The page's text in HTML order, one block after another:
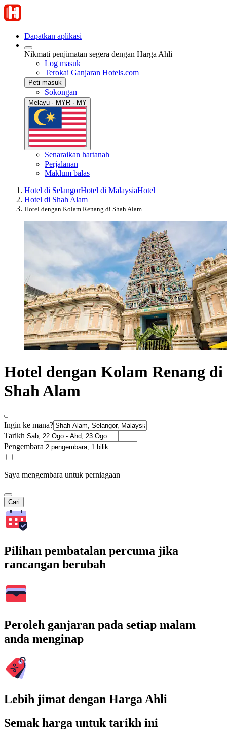
Dapatkan aplikasi
Nikmati penjimatan segera dengan Harga Ahli
Log masuk
Terokai Ganjaran Hotels.com
Peti masuk
Sokongan
Melayu · MYR · MY
Senaraikan hartanah
Perjalanan
Maklum balas
Hotel di SelangorHotel di MalaysiaHotel
Hotel di Shah Alam
Hotel dengan Kolam Renang di Shah Alam
Hotel dengan Kolam Renang di
Shah Alam
Ingin ke mana?
Tarikh
Pengembara
Saya mengembara untuk perniagaan
Cari
Pilihan pembatalan percuma jika
rancangan berubah
Peroleh ganjaran pada setiap malam
anda menginap
Lebih jimat dengan Harga Ahli
Semak harga untuk tarikh ini